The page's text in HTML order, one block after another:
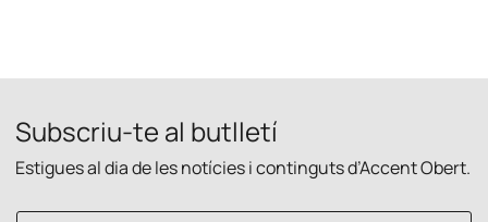
Subscriu-te al butlletí
Estigues al dia de les notícies i continguts d’Accent Obert.